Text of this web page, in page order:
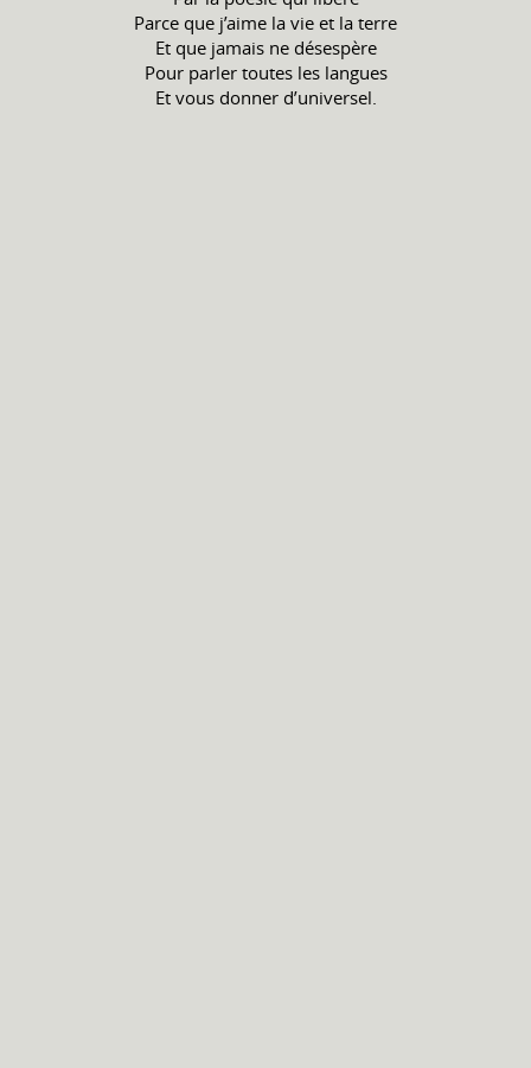
Parce que j’aime la vie et la terre
Et que jamais ne désespère
Pour parler toutes les langues
Et vous donner d’universel.